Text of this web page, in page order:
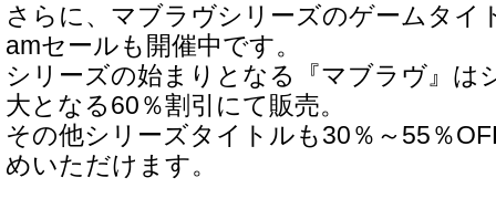
さらに、マブラヴシリーズのゲームタイ
amセールも開催中です。
シリーズの始まりとなる『マブラヴ』は
大となる60％割引にて販売。
その他シリーズタイトルも30％～55％
めいただけます。